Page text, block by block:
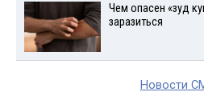
Чем опасен «зуд
заразиться
Новости